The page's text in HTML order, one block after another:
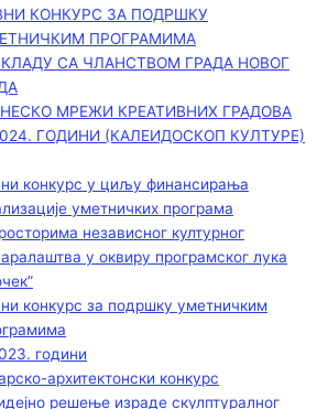
КОНКУРС ЗА ПОДРШКУ
ПРОГРАМИМА
СА ЧЛАНСТВОМ ГРАДА НОВОГ
МРЕЖИ КРЕАТИВНИХ ГРАДОВА
ГОДИНИ (КАЛЕИДОСКОП КУЛТУРЕ)
конкурс у циљу финансирања
уметничких програма
независног културног
у оквиру програмског лука
конкурс за подршку уметничким
години
архитектонски конкурс
решење израде скулптуралног